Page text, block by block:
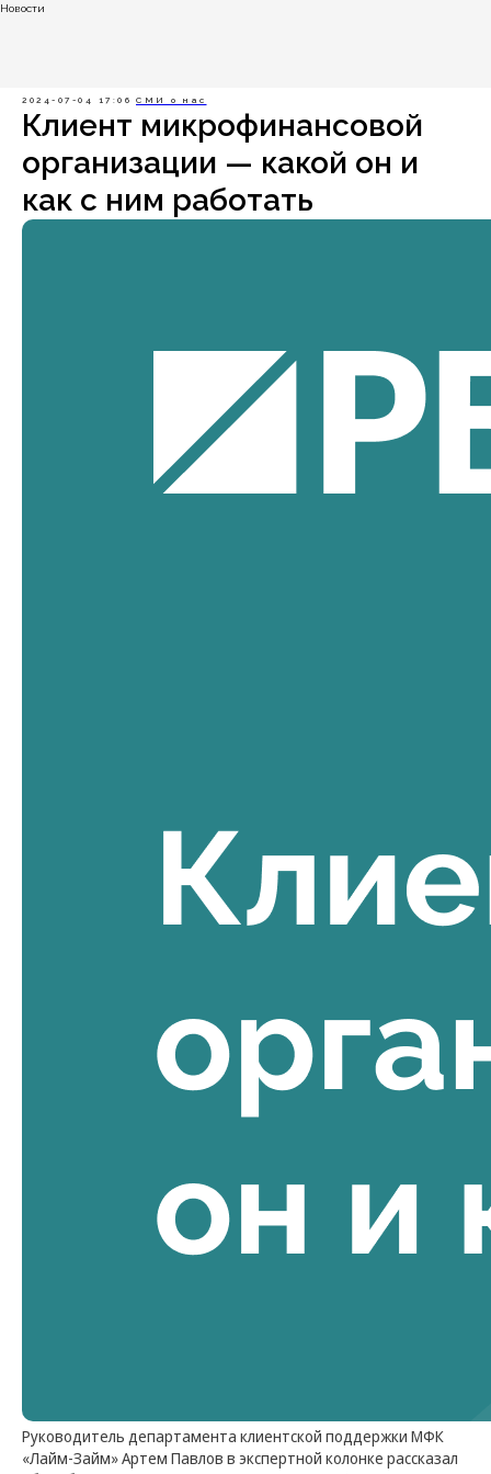
Новости
2024-07-04 17:06 СМИ о нас
Клиент микрофинансовой
организации — какой он и
как с ним работать
Руководитель департамента клиентской поддержки МФК
«Лайм-Займ» Артем Павлов в экспертной колонке рассказал
ОГРН: 1137746831606
630102, г. Новосибирск, ул. Кирова, 48, оф. 1401